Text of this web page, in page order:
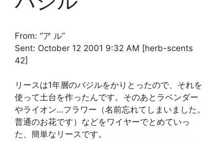
From: “ア ル”
Sent: October 12 2001 9:32 AM [herb-scents
42]
リースは1年層のバジルをかりとったので、それを
使って土台を作ったんです。そのあとラベンダー
やライオン…フラワー（名前忘れてしまいました。
普通のお花です）などをワイヤーでとめていっ
た、簡単なリースです。